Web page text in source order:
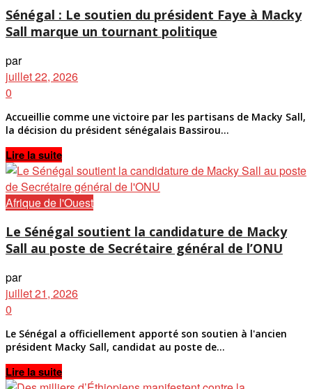
Sénégal : Le soutien du président Faye à Macky
Sall marque un tournant politique
par
juillet 22, 2026
0
Accueillie comme une victoire par les partisans de Macky Sall,
la décision du président sénégalais Bassirou...
Lire la suiteDetails
Afrique de l'Ouest
Le Sénégal soutient la candidature de Macky
Sall au poste de Secrétaire général de l’ONU
par
juillet 21, 2026
0
Le Sénégal a officiellement apporté son soutien à l'ancien
président Macky Sall, candidat au poste de...
Lire la suiteDetails